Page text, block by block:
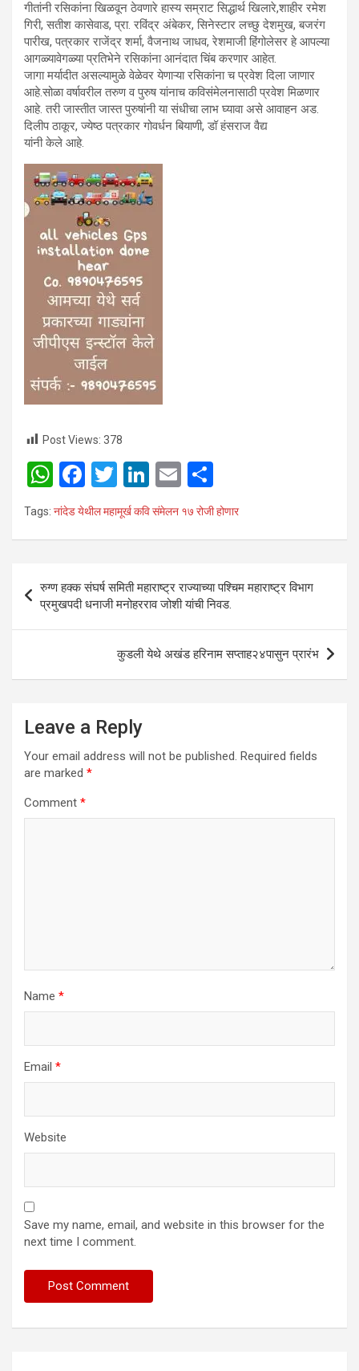
गीतांनी रसिकांना खिळवून ठेवणारे हास्य सम्राट सिद्धार्थ खिलारे,शाहीर रमेश
गिरी, सतीश कासेवाड, प्रा. रविंद्र अंबेकर, सिनेस्टार लच्छु देशमुख, बजरंग
पारीख, पत्रकार राजेंद्र शर्मा, वैजनाथ जाधव, रेशमाजी हिंगोलेसर हे आपल्या
आगळ्यावेगळ्या प्रतिभेने रसिकांना आनंदात चिंब करणार आहेत.
जागा मर्यादीत असल्यामुळे वेळेवर येणाऱ्या रसिकांना च प्रवेश दिला जाणार
आहे.सोळा वर्षावरील तरुण व पुरुष यांनाच कविसंमेलनासाठी प्रवेश मिळणार
आहे. तरी जास्तीत जास्त पुरुषांनी या संधीचा लाभ घ्यावा असे आवाहन अड.
दिलीप ठाकूर, ज्येष्ठ पत्रकार गोवर्धन बियाणी, डॉ हंसराज वैद्य
यांनी केले आहे.
Post Views: 378
W
h
at
A
p
p
F
a
o
o
k
T
wi
tt
Li
n
n
E
m h
ar
Tags: नांदेड येथील महामूर्ख कवि संमेलन १७ रोजी होणार
navigation
रुग्ण हक्क संघर्ष समिती महाराष्ट्र राज्याच्या पश्चिम महाराष्ट्र विभाग
प्रमुखपदी धनाजी मनोहरराव जोशी यांची निवड.
कुडली येथे अखंड हरिनाम सप्ताह२४पासुन प्रारंभ
Leave a Reply
Your email address will not be published. Required fields
are marked *
Comment *
Name *
Email *
Website
Save my name, email, and website in this browser for the
next time I comment.